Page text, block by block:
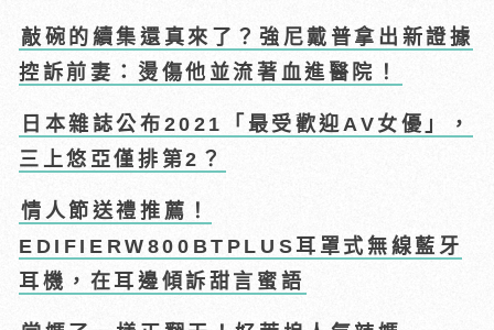
敲碗的續集還真來了？強尼戴普拿出新證據
控訴前妻：燙傷他並流著血進醫院！
日本雜誌公布2021「最受歡迎AV女優」，
三上悠亞僅排第2？
情人節送禮推薦！
EDIFIERW800BTPLUS耳罩式無線藍牙
耳機，在耳邊傾訴甜言蜜語